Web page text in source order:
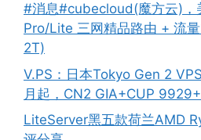
#消息#cubecloud(魔方云)，
Pro/Lite 三网精品路由 + 流
2T)
V.PS：日本Tokyo Gen 2
月起，CN2 GIA+CUP
LiteServer黑五款荷兰AMD